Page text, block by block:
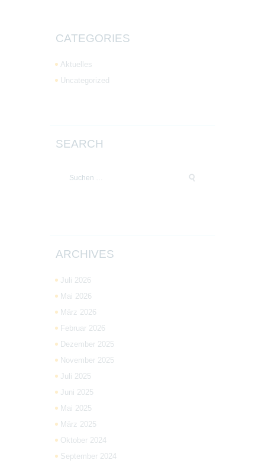
CATEGORIES
Aktuelles
Uncategorized
SEARCH
nach:
ARCHIVES
Juli 2026
Mai 2026
März 2026
Februar 2026
Dezember 2025
November 2025
Juli 2025
Juni 2025
Mai 2025
März 2025
Oktober 2024
September 2024